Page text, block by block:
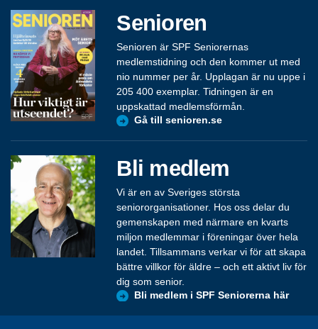
Senioren
Senioren är SPF Seniorernas
medlemstidning och den kommer ut med
nio nummer per år. Upplagan är nu uppe i
205 400 exemplar. Tidningen är en
uppskattad medlemsförmån.
Gå till senioren.se
Bli medlem
Vi är en av Sveriges största
seniororganisationer. Hos oss delar du
gemenskapen med närmare en kvarts
miljon medlemmar i föreningar över hela
landet. Tillsammans verkar vi för att skapa
bättre villkor för äldre – och ett aktivt liv för
dig som senior.
Bli medlem i SPF Seniorerna här